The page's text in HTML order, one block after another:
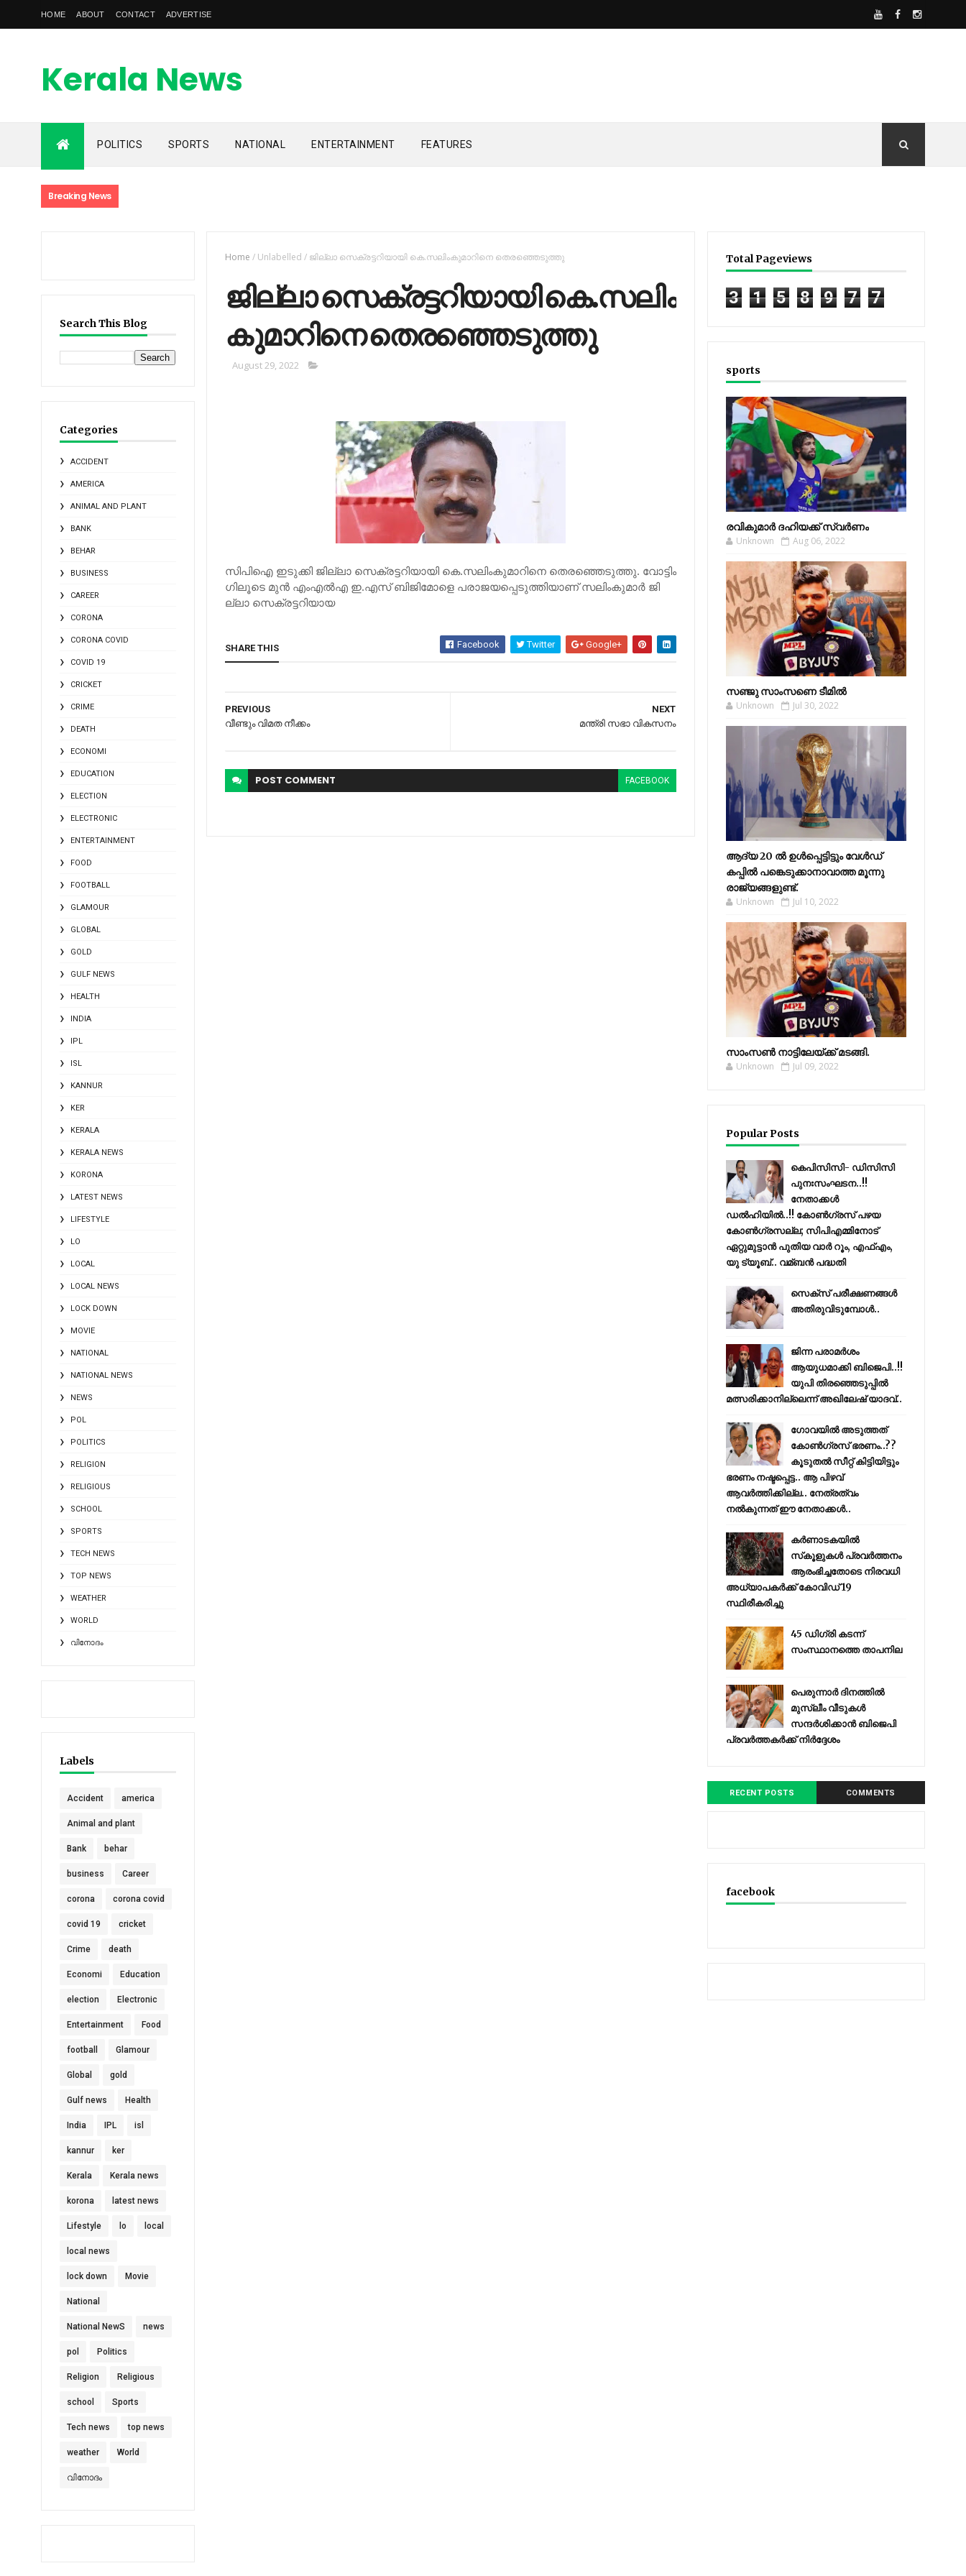
HOME ABOUT CONTACT ADVERTISE
Kerala News
Feed
kerala news feed is the one of the best malayalam online
POLITICS SPORTS NATIONAL ENTERTAINMENT FEATURES
Breaking News
Search This Blog
Categories
ACCIDENT
AMERICA
ANIMAL AND PLANT
BANK
BEHAR
BUSINESS
CAREER
CORONA
CORONA COVID
COVID 19
CRICKET
CRIME
DEATH
ECONOMI
EDUCATION
ELECTION
ELECTRONIC
ENTERTAINMENT
FOOD
FOOTBALL
GLAMOUR
GLOBAL
GOLD
GULF NEWS
HEALTH
INDIA
IPL
ISL
KANNUR
KER
KERALA
KERALA NEWS
KORONA
LATEST NEWS
LIFESTYLE
LO
LOCAL
LOCAL NEWS
LOCK DOWN
MOVIE
NATIONAL
NATIONAL NEWS
NEWS
POL
POLITICS
RELIGION
RELIGIOUS
SCHOOL
SPORTS
TECH NEWS
TOP NEWS
WEATHER
WORLD
വിനോദം
Labels
Accident america
Animal and plant
Bank behar
business Career
corona corona covid
covid 19 cricket
Crime death
Economi Education
election Electronic
Entertainment Food
football Glamour
Global gold
Gulf news Health
India IPL isl
kannur ker
Kerala Kerala news
korona latest news
Lifestyle lo local
local news
lock down Movie
National
National NewS news
pol Politics
Religion Religious
school Sports
Tech news top news
weather World
വിനോദം
Home / Unlabelled/ ജി​ല്ലാ സെ​ക്ര​ട്ട​റി​യാ​യി കെ.​സ​ലിം​കു​മാ​റി​നെ തെ​ര​ഞ്ഞെ​ടു​ത്തു
ജി​ല്ലാ സെ​ക്ര​ട്ട​റി​യാ​യി കെ.​സ​ലിം​
കു​മാ​റി​നെ തെ​ര​ഞ്ഞെ​ടു​ത്തു
August 29, 2022
സി​പി​ഐ ഇ​ടു​ക്കി ജി​ല്ലാ സെ​ക്ര​ട്ട​റി​യാ​യി കെ.​സ​ലിം​കു​മാ​റി​നെ തെ​ര​ഞ്ഞെ​ടു​ത്തു. വോ​ട്ടിം​
ഗി​ലൂ​ടെ മു​ന്‍ എം​എ​ല്‍​എ ഇ.​എ​സ് ബി​ജി​മോ​ളെ പ​രാ​ജ​യ​പ്പെ​ടു​ത്തി​യാ​ണ് സ​ലിം​കു​മാ​ര്‍ ജി​
ല്ലാ സെ​ക്ര​ട്ട​റി​യാ​യ​
SHARE THIS Facebook Twitter Google+
NEXT
മന്ത്രി സഭാ വികസനം
PREVIOUS
വീണ്ടും വിമത നീക്കം
POST COMMENT FACEBOOK
Total Pageviews
3 1 5 8 9 7 7
sports
രവികുമാര്‍ ദഹിയക്ക് സ്വര്‍ണം
Unknown Aug 06, 2022
സഞ്ജു സാംസണെ ടീമില്‍
Unknown Jul 30, 2022
ആദ്യ 20 ല്‍ ഉള്‍പ്പെട്ടിട്ടും വേള്‍ഡ്
കപ്പില്‍ പങ്കെടുക്കാനാവാത്ത മൂന്നു
രാജ്യങ്ങളുണ്ട്.
Unknown Jul 10, 2022
സാംസണ്‍ നാട്ടിലേയ്‌ക്ക് മടങ്ങി.
Unknown Jul 09, 2022
Popular Posts
കെപിസിസി- ഡിസിസി
പുനഃസംഘടന..!!
നേതാക്കൾ
ഡൽഹിയിൽ..!! കോണ്‍ഗ്രസ് പഴയ
കോണ്‍ഗ്രസല്ല; സിപിഎമ്മിനോട്
ഏറ്റുമുട്ടാന്‍ പുതിയ വാര്‍ റൂം, എഫ്‌എം,
യു ട്യൂബ്.. വമ്ബന്‍ പദ്ധതി
സെക്സ് പരീക്ഷണങ്ങൾ
അതിരുവിടുമ്പോൾ..
ജിന്ന പരാമര്‍ശം
ആയുധമാക്കി ബിജെപി..!!
യുപി തിരഞ്ഞെടുപ്പില്‍
മത്സരിക്കാനില്ലെന്ന് അഖിലേഷ് യാദവ്..
ഗോവയിൽ അടുത്തത്
കോൺഗ്രസ് ഭരണം..??
കൂടുതൽ സീറ്റ് കിട്ടിയിട്ടും
ഭരണം നഷ്ടപ്പെട്ട.. ആ പിഴവ്
ആവർത്തിക്കില്ല.. നേത്രത്വം
നൽകുന്നത് ഈ നേതാക്കൾ..
കര്‍ണാടകയില്‍
സ്‌കൂളുകള്‍ പ്രവര്‍ത്തനം
ആരംഭിച്ചതോടെ നിരവധി
അധ്യാപകര്‍ക്ക് കോവിഡ് 19
സ്ഥിരീകരിച്ചു
45 ഡിഗ്രി കടന്ന്
സംസ്ഥാനത്തെ താപനില
പെരുന്നാര്‍ ദിനത്തില്‍
മുസ്ലീം വീടുകള്‍
സന്ദര്‍ശിക്കാന്‍ ബിജെപി
പ്രവര്‍ത്തകര്‍ക്ക് നിര്‍ദ്ദേശം
RECENT POSTS COMMENTS
facebook